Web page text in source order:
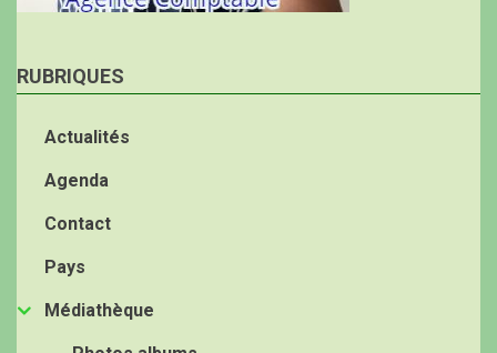
RUBRIQUES
Actualités
Agenda
Contact
Pays
Médiathèque